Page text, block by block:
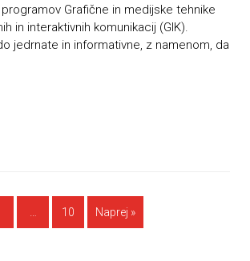
Grafične in medijske tehnike
in interaktivnih komunikacij (GIK).
jedrnate in informativne, z namenom, da
10 Naprej »